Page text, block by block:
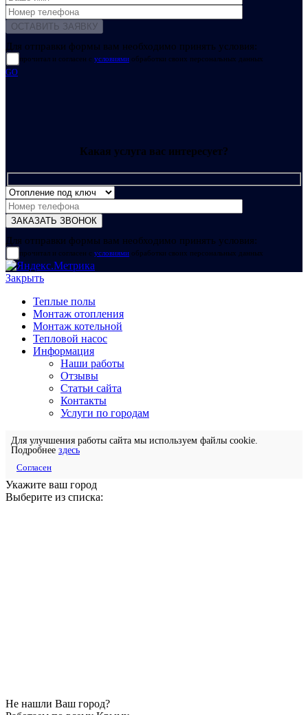
Для отправки формы вам необходимо принять условия:
прочитал и согласен с условиями обработки своих персональных данных
GO
Какая услуга вас интересует?
Для отправки формы вам необходимо принять условия:
прочитал и согласен с условиями обработки своих персональных данных
Закрыть
Теплые полы
Монтаж отопления
Монтаж котельной
Тепловой насос
Информация
Наши работы
Отзывы
Статьи сайта
Контакты
Услуги по городам
Для улучшения работы сайта мы используем файлы cookie.
Подробнее здесь
Согласен
Укажите ваш город
Выберите из списка:
Не нашли Ваш город?